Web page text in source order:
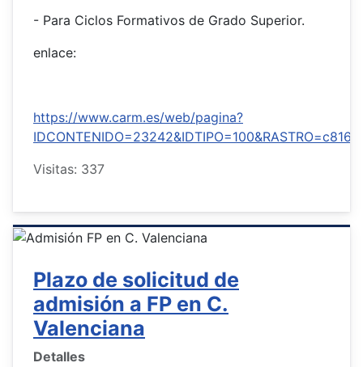
- Para Ciclos Formativos de Grado Superior.
enlace:
https://www.carm.es/web/pagina?
Visitas: 337
Plazo de solicitud de
admisión a FP en C.
Valenciana
Detalles